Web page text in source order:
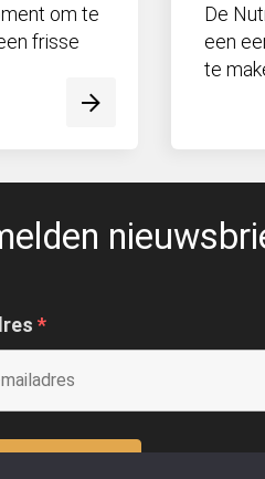
om te
frisse
De
een
te
*